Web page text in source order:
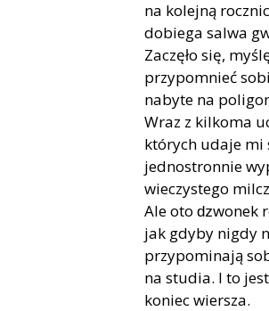
na kolejną
dobiega salwa
Zaczęło się,
przypomnieć
nabyte na
Wraz z kilkoma
których udaje mi
jednostronnie
wieczystego
Ale oto ǳwonek
jak gdyby nigdy
przypominają
na studia. I to jest
koniec wiersza.